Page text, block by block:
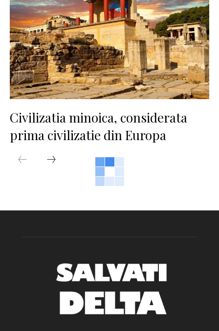
Civilizatia minoica, considerata
prima civilizatie din Europa